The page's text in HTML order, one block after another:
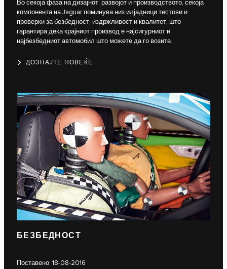
Во секоја фаза на дизајнот, развојот и производството, секоја
компонента на Jaguar поминува низ илјадници тестови и
проверки за безбедност, издржливост и квалитет, што
гарантира дека крајниот производ е најсигурниот и
најбезбедниот автомобил што можете да го возите.
ДОЗНАЈТЕ ПОВЕЌЕ
БЕЗБЕДНОСТ
Поставено: 18-08-2016